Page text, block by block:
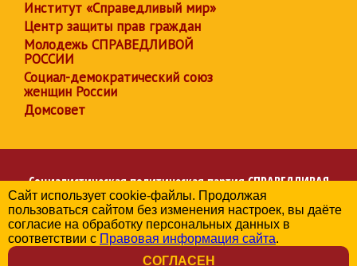
Институт «Справедливый мир»
Центр защиты прав граждан
Молодежь СПРАВЕДЛИВОЙ
РОССИИ
Социал-демократический союз
женщин России
Домсовет
Социалистическая политическая партияСПРАВЕДЛИВАЯ
РОССИЯ
Региональное отделение партии в Калужской области
© 2006-2026
Политика в отношении обработки персональных данных
Сайт использует cookie-файлы. Продолжая
пользоваться сайтом без изменения настроек, вы даёте
согласие на обработку персональных данных в
соответствии с Правовая информация сайта.
СОГЛАСЕН